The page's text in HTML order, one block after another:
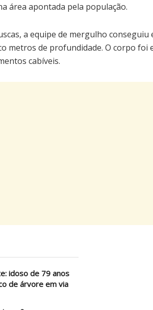
área apontada pela população.
a equipe de mergulho
metros de profundidade. O corpo foi
cabíveis.
idoso de 79 anos
de árvore em via